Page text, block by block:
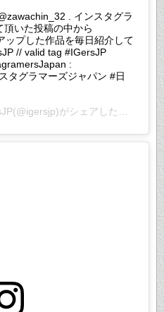
. インスタグラ
いた投稿の中から
ップした作品を毎日紹介して
// valid tag #IGersJP
:
タグラマーズジャパン #日
(@igersjp)がシェアした投稿 –